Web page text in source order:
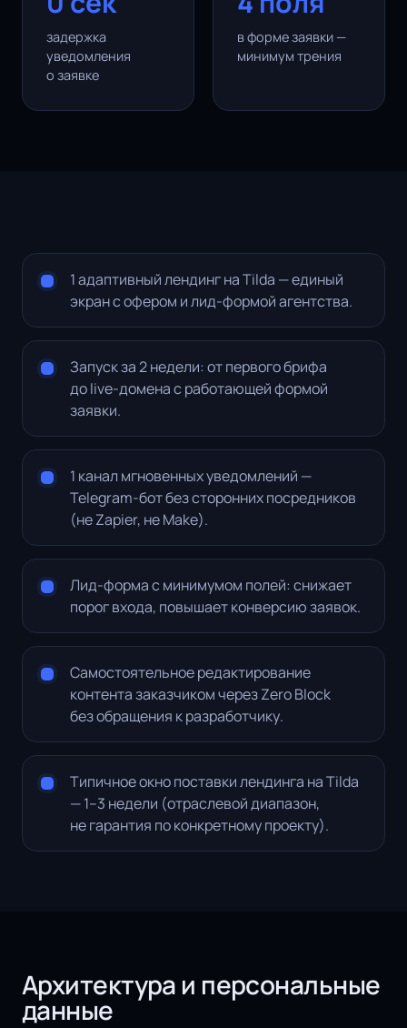
задержка
уведомления
о заявке
в форме заявки —
минимум трения
1 адаптивный лендинг на Tilda — единый
экран с офером и лид-формой агентства.
Запуск за 2 недели: от первого брифа
до live-домена с работающей формой
заявки.
1 канал мгновенных уведомлений —
Telegram-бот без сторонних посредников
(не Zapier, не Make).
Лид-форма с минимумом полей: снижает
порог входа, повышает конверсию заявок.
Самостоятельное редактирование
контента заказчиком через Zero Block
без обращения к разработчику.
Типичное окно поставки лендинга на Tilda
— 1–3 недели (отраслевой диапазон,
не гарантия по конкретному проекту).
Архитектура и персональные
данные